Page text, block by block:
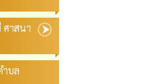
าสนา
บล